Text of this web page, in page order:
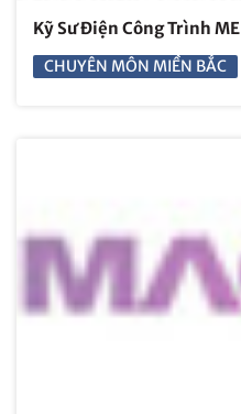
Kỹ Sư Điện Công Trình ME
CHUYÊN MÔN MIỀN BẮC